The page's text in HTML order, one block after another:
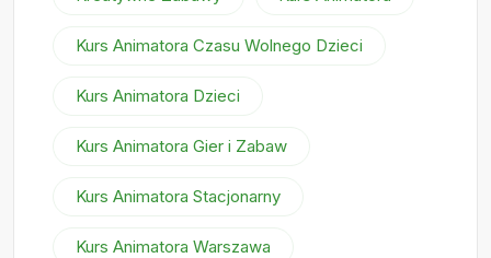
Kurs Animatora Czasu Wolnego Dzieci
Kurs Animatora Dzieci
Kurs Animatora Gier i Zabaw
Kurs Animatora Stacjonarny
Kurs Animatora Warszawa